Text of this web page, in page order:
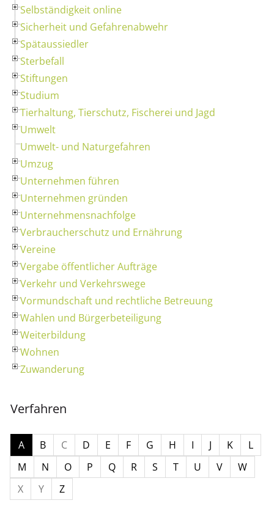
Selbständigkeit online
Sicherheit und Gefahrenabwehr
Spätaussiedler
Sterbefall
Stiftungen
Studium
Tierhaltung, Tierschutz, Fischerei und Jagd
Umwelt
Umwelt- und Naturgefahren
Umzug
Unternehmen führen
Unternehmen gründen
Unternehmensnachfolge
Verbraucherschutz und Ernährung
Vereine
Vergabe öffentlicher Aufträge
Verkehr und Verkehrswege
Vormundschaft und rechtliche Betreuung
Wahlen und Bürgerbeteiligung
Weiterbildung
Wohnen
Zuwanderung
Verfahren
A B C D E F G H I J K
L
M
N O P Q R S T U V
W
X
Y Z